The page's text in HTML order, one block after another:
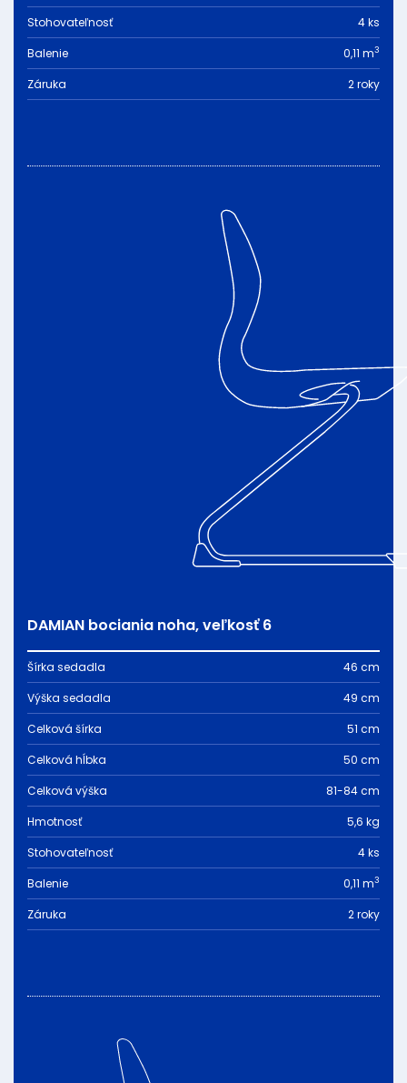
Stohovateľnosť
4 ks
Balenie
0,11 m3
Záruka 2 roky
DAMIAN bociania noha, veľkosť 6
Šírka sedadla
46 cm
Výška sedadla
49 cm
Celková šírka
51 cm
Celková hĺbka
50 cm
Celková výška
81-84 cm
Hmotnosť
5,6 kg
Stohovateľnosť
4 ks
Balenie
0,11 m3
Záruka 2 roky